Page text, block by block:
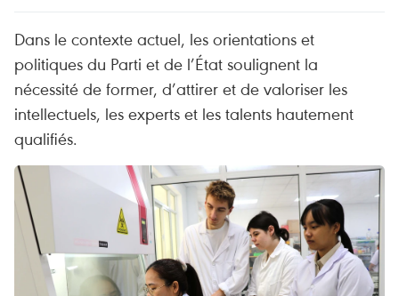
Dans le contexte actuel, les orientations et
politiques du Parti et de l’État soulignent la
nécessité de former, d’attirer et de valoriser les
intellectuels, les experts et les talents hautement
qualifiés.